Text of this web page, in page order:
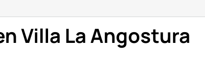
Villa La Angostura